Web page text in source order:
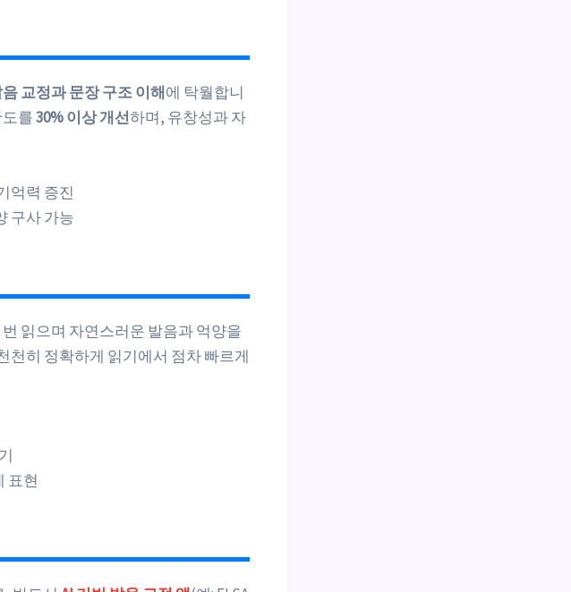
교정과 문장 구조 이해에 탁월합니
를30% 이상 개선하며, 유창성과 자
억력 증진
구사 가능
읽으며 자연스러운 발음과 억양을
천히 정확하게 읽기에서 점차 빠르게
표현